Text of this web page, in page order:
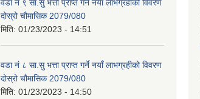
वडा नं ९ सा.सु भत्ता प्राप्त गर्ने नयाँ लाभग्रहीको विवरण
दोस्रो चौमासिक 2079/080
मिति: 01/23/2023 - 14:51
वडा नं ८ सा.सु भत्ता प्राप्त गर्ने नयाँ लाभग्रहीको विवरण
दोस्रो चौमासिक 2079/080
मिति: 01/23/2023 - 14:50